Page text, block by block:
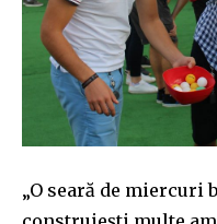
„O seară de miercuri